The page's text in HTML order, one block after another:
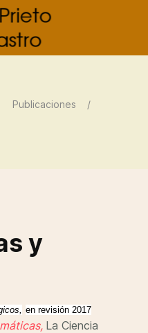
Publicaciones
y
en revisión 2017
La Ciencia